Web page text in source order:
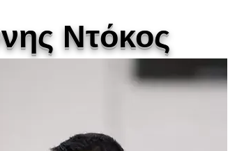
Ντόκος